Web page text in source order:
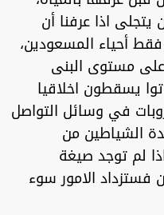
يتجلى اذا عرفنا أن
أحياء المسعودين،
مستوى البنى
يسقطون اخلاقيا
في وسائل التواصل
الشياطين من
لم توجد صيغة
الامور سوء